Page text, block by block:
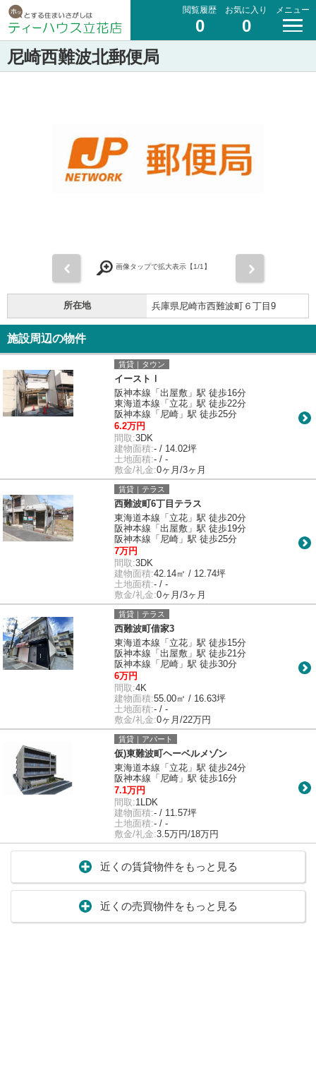
閲覧履歴
0
お気に入り
0
メニュー
尼崎西難波北郵便局
画像タップで拡大表示【1/1】
所在地 兵庫県尼崎市西難波町６丁目9
施設周辺の物件
賃貸｜タウン
イーストⅠ
阪神本線「出屋敷」駅 徒歩16分
東海道本線「立花」駅 徒歩22分
阪神本線「尼崎」駅 徒歩25分
6.2万円
間取:3DK
建物面積:- / 14.02坪
土地面積:- / -
敷金/礼金:0ヶ月/3ヶ月
賃貸｜テラス
西難波町6丁目テラス
東海道本線「立花」駅 徒歩20分
阪神本線「出屋敷」駅 徒歩19分
阪神本線「尼崎」駅 徒歩25分
7万円
間取:3DK
建物面積:42.14㎡ / 12.74坪
土地面積:- / -
敷金/礼金:0ヶ月/3ヶ月
賃貸｜テラス
西難波町借家3
東海道本線「立花」駅 徒歩15分
阪神本線「出屋敷」駅 徒歩21分
阪神本線「尼崎」駅 徒歩30分
6万円
間取:4K
建物面積:55.00㎡ / 16.63坪
土地面積:- / -
敷金/礼金:0ヶ月/22万円
賃貸｜アパート
仮)東難波町ヘーベルメゾン
東海道本線「立花」駅 徒歩24分
阪神本線「尼崎」駅 徒歩16分
7.1万円
間取:1LDK
建物面積:- / 11.57坪
土地面積:- / -
敷金/礼金:3.5万円/18万円
近くの賃貸物件をもっと見る
近くの売買物件をもっと見る